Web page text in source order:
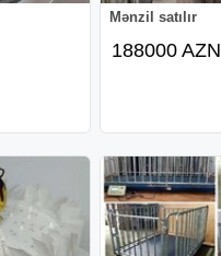
Mənzil satılır
188000 AZN